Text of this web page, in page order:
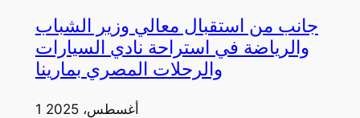
جانب من استقبال معالي وزير الشباب
والرياضة في استراحة نادي السيارات
والرحلات المصري بمارينا
1 أغسطس، 2025